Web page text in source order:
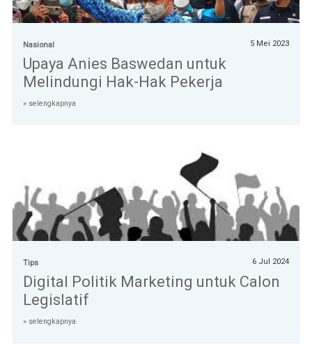
Nasional 5 Mei 2023
Upaya Anies Baswedan untuk
Melindungi Hak-Hak Pekerja
» selengkapnya
Tips 6 Jul 2024
Digital Politik Marketing untuk Calon
Legislatif
» selengkapnya